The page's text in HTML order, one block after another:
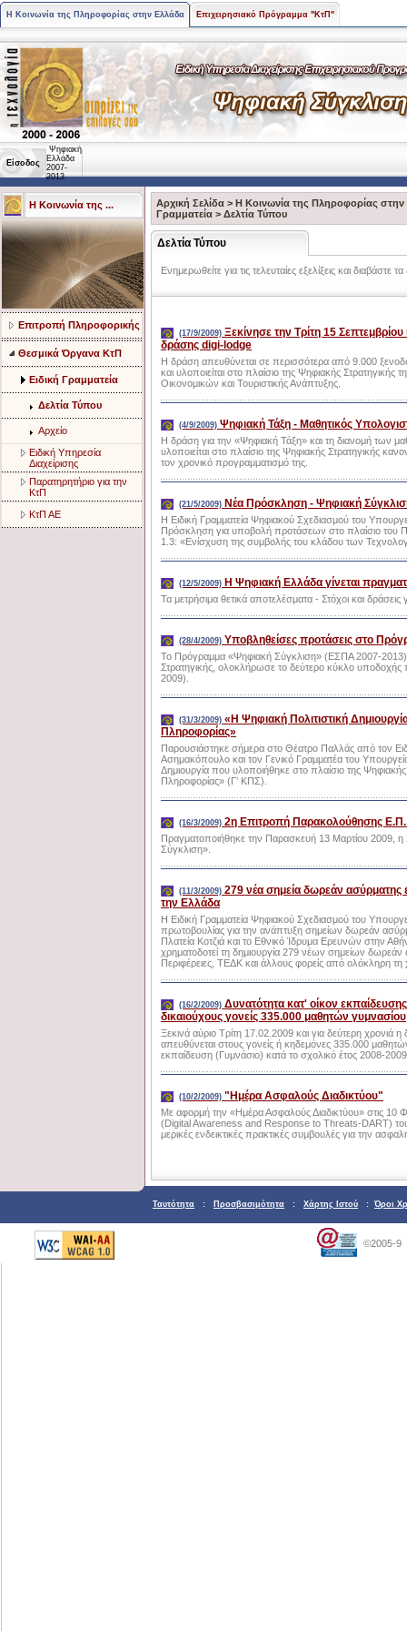
Η Κοινωνία της Πληροφορίας στην Ελλάδα Επιχειρησιακό Πρόγραμμα "ΚτΠ"
Είσοδος
Ψηφιακή
Ελλάδα
2007-
2013
Η Κοινωνία της ...
Επιτροπή Πληροφορικής
Θεσμικά Όργανα ΚτΠ
Ειδική Γραμματεία
Δελτία Τύπου
Αρχείο
Ειδική Υπηρεσία
Διαχείρισης
Παρατηρητήριο για την
ΚτΠ
ΚτΠ ΑΕ
Αρχική Σελίδα > Η Κοινωνία της Πληροφορίας
Γραμματεία > Δελτία Τύπου
Δελτία Τύπου
Ενημερωθείτε για τις τελευταίες εξελίξεις και διαβάστε
(17/9/2009) Ξεκίνησε την Τρίτη 15
δράσης digi-lodge
H δράση απευθύνεται σε περισσότερα από 9.000
και υλοποιείται στο πλαίσιο της Ψηφιακής
Οικονομικών και Τουριστικής Ανάπτυξης.
(4/9/2009) Ψηφιακή Τάξη - Μαθητικός
Η δράση για την «Ψηφιακή Τάξη» και τη διανομή των
υλοποιείται στο πλαίσιο της Ψηφιακής Στρατηγικής
τον χρονικό προγραμματισμό της.
(21/5/2009) Νέα Πρόσκληση - Ψηφιακή
Η Ειδική Γραμματεία Ψηφιακού Σχεδιασμού του
Πρόσκληση για υποβολή προτάσεων στο πλαίσιο του
1.3: «Ενίσχυση της συμβολής του κλάδου των
(12/5/2009) Η Ψηφιακή Ελλάδα γίνεται
Τα μετρήσιμα θετικά αποτελέσματα - Στόχοι και
(28/4/2009) Υποβληθείσες προτάσεις στο
Το Πρόγραμμα «Ψηφιακή Σύγκλιση» (ΕΣΠΑ 2007-2013),
Στρατηγικής, ολοκλήρωσε το δεύτερο κύκλο
2009).
(31/3/2009) «Η Ψηφιακή Πολιτιστική
Πληροφορίας»
Παρουσιάστηκε σήμερα στο Θέατρο Παλλάς από τον
Ασημακόπουλο και τον Γενικό Γραμματέα του
Δημιουργία που υλοποιήθηκε στο πλαίσιο της
Πληροφορίας» (Γ’ ΚΠΣ).
(16/3/2009) 2η Επιτροπή Παρακολούθησης
Πραγματοποιήθηκε την Παρασκευή 13 Μαρτίου 2009,
Σύγκλιση».
(11/3/2009) 279 νέα σημεία δωρεάν
την Ελλάδα
Η Ειδική Γραμματεία Ψηφιακού Σχεδιασμού του
πρωτοβουλίας για την ανάπτυξη σημείων δωρεάν
Πλατεία Κοτζιά και το Εθνικό Ίδρυμα Ερευνών στην
χρηματοδοτεί τη δημιουργία 279 νέων σημείων
Περιφέρειες, ΤΕΔΚ και άλλους φορείς από ολόκληρη
(16/2/2009) Δυνατότητα κατ' οίκον
δικαιούχους γονείς 335.000 μαθητών γυμνασίου
Ξεκινά αύριο Τρίτη 17.02.2009 και για δεύτερη χρονιά
απευθύνεται στους γονείς ή κηδεμόνες 335.000
εκπαίδευση (Γυμνάσιο) κατά το σχολικό έτος 2008-
(10/2/2009) "Ημέρα Ασφαλούς Διαδικτύου"
Με αφορμή την «Ημέρα Ασφαλούς Διαδικτύου» στις
(Digital Awareness and Response to Threats-DART)
μερικές ενδεικτικές πρακτικές συμβουλές για την
Ταυτότητα : Προσβασιμότητα : Χάρτης Ιστού : Όροι
©2005-9